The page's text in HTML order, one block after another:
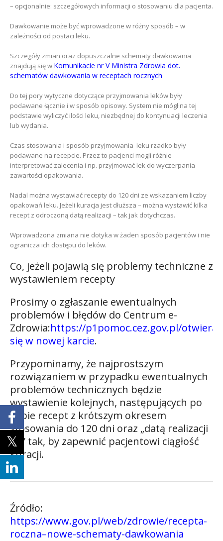
– opcjonalnie: szczegółowych informacji o stosowaniu dla pacjenta.
Dawkowanie może być wprowadzone w różny sposób – w
zależności od postaci leku.
Szczegóły zmian oraz dopuszczalne schematy dawkowania
znajdują się w Komunikacie nr V Ministra Zdrowia dot.
schematów dawkowania w receptach rocznych
Do tej pory wytyczne dotyczące przyjmowania leków były
podawane łącznie i w sposób opisowy. System nie mógł na tej
podstawie wyliczyć ilości leku, niezbędnej do kontynuacji leczenia
lub wydania.
Czas stosowania i sposób przyjmowania leku rzadko były
podawane na recepcie. Przez to pacjenci mogli różnie
interpretować zalecenia i np. przyjmować lek do wyczerpania
zawartości opakowania.
Nadal można wystawiać recepty do 120 dni ze wskazaniem liczby
opakowań leku. Jeżeli kuracja jest dłuższa – można wystawić kilka
recept z odroczoną datą realizacji – tak jak dotychczas.
Wprowadzona zmiana nie dotyka w żaden sposób pacjentów i nie
ogranicza ich dostępu do leków.
Co, jeżeli pojawią się problemy techniczne z
wystawieniem recepty
Prosimy o zgłaszanie ewentualnych
problemów i błędów do Centrum e-
Zdrowia:https://p1pomoc.cez.gov.pl/otwiera
się w nowej karcie.
Przypominamy, że najprostszym
rozwiązaniem w przypadku ewentualnych
problemów technicznych będzie
wystawienie kolejnych, następujących po
sobie recept z krótszym okresem
stosowania do 120 dni oraz „datą realizacji
od” tak, by zapewnić pacjentowi ciągłość
kuracji.
Źródło:
https://www.gov.pl/web/zdrowie/recepta-
roczna–nowe-schematy-dawkowania